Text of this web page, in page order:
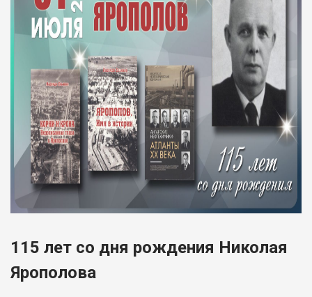
115 лет со дня рождения Николая
Ярополова